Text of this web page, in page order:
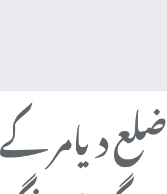
ضلع دیامر